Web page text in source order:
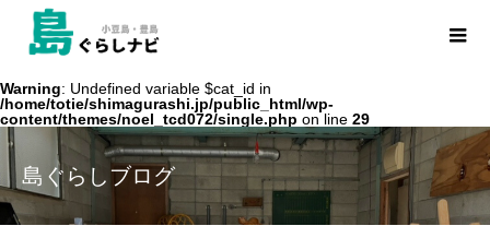
Warning: Undefined variable $cat_id in
/home/totie/shimagurashi.jp/public_html/wp-
content/themes/noel_tcd072/single.php on line 29
島ぐらしブログ